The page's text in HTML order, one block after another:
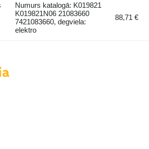
Numurs katalogā: K019821
K019821N06 21083660
7421083660, degviela:
elektro
88,71 €